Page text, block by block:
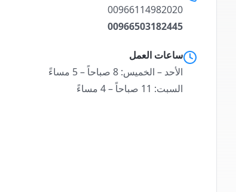
00966114982020
00966503182445
ساعات العمل
الأحد – الخميس: 8 صباحاً – 5 مساءً
السبت: 11 صباحاً – 4 مساءً